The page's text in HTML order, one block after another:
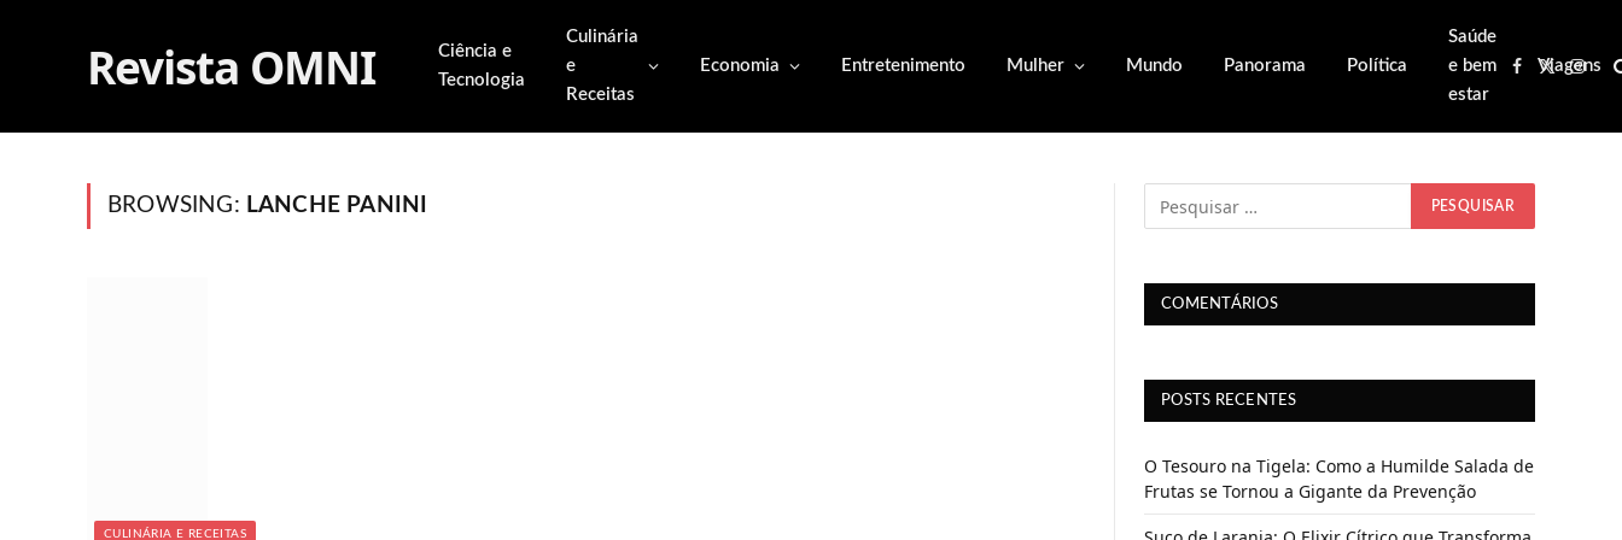
Revista OMNI
Ciência e
Tecnologia
Culinária
e
Receitas
Economia Entretenimento Mulher Mundo Panorama Política
Saúde
e bem
estar
Viagens
Facebook
X
BROWSING: LANCHE PANINI
CULINÁRIA E RECEITAS
COMENTÁRIOS
POSTS RECENTES
O Tesouro na Tigela: Como a Humilde Salada de
Frutas se Tornou a Gigante da Prevenção